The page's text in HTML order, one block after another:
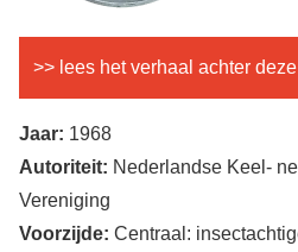
>> lees het verhaal achter
Jaar: 1968
Autoriteit: Nederlandse Keel-
Vereniging
Voorzijde: Centraal: